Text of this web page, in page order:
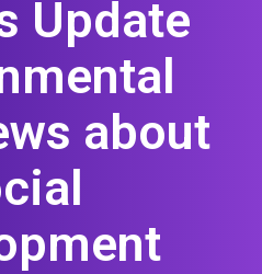
Update
about